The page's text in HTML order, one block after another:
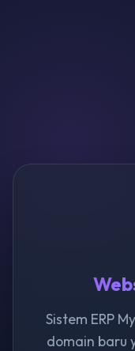
Sistem ERP
domain baru